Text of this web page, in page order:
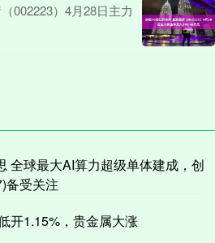
002223）4月28日主力
全球最大AI算力超级单体建成，创
备受关注
开1.15%，贵金属大涨